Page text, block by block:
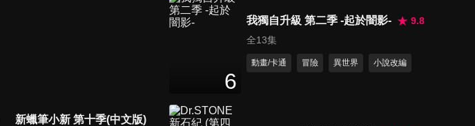
新蠟筆小新 第十季(中文版)
耳熊哦/選出防衛隊的隊長哦
第662集 做想做的夢哦/解不開
6
我獨自升級 第二季 -起於闇影-
9.8
全13集
動畫/卡通 冒險 異世界 小說改編